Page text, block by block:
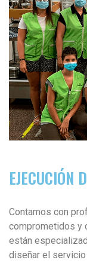
EJECUCIÓN
Contamos con
comprometidos y
están
diseñar el servicio